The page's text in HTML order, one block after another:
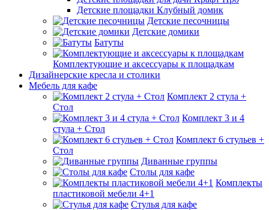
Детские площадки Клубный домик
Детские песочницы
Детские домики
Батуты
Комплектующие и аксессуары к площадкам
Дизайнерские кресла и столики
Мебель для кафе
Комплект 2 стула +
Стол
Комплект 3 и 4
стула + Стол
Комплект 6 стульев +
Стол
Диванные группы
Столы для кафе
Комплекты
пластиковой мебели 4+1
Стулья для кафе